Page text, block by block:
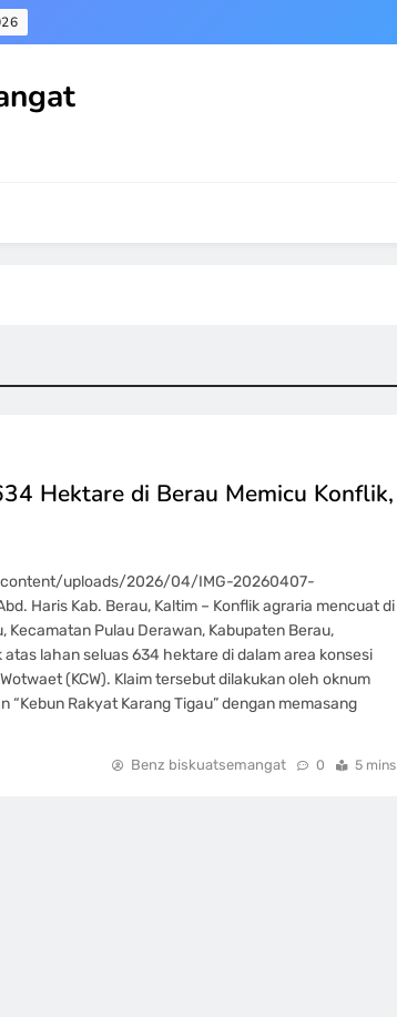
Hektare di Berau Memicu Konflik,
uploads/2026/04/IMG-20260407-
Haris Kab. Berau, Kaltim – Konflik agraria mencuat di
Kecamatan Pulau Derawan, Kabupaten Berau,
lahan seluas 634 hektare di dalam area konsesi
(KCW). Klaim tersebut dilakukan oleh oknum
“Kebun Rakyat Karang Tigau” dengan memasang
Benz biskuatsemangat 0 5 mins